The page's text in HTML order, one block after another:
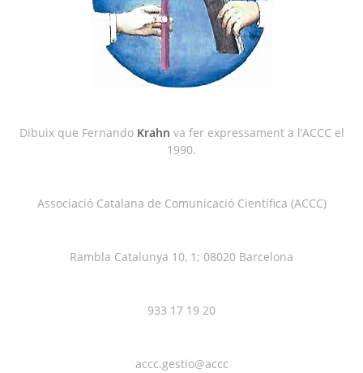
Dibuix que Fernando Krahn va fer expressament a l’ACCC el
1990.
Associació Catalana de Comunicació Científica (ACCC)
Rambla Catalunya 10, 1; 08020 Barcelona
933 17 19 20
accc.gestio@accc